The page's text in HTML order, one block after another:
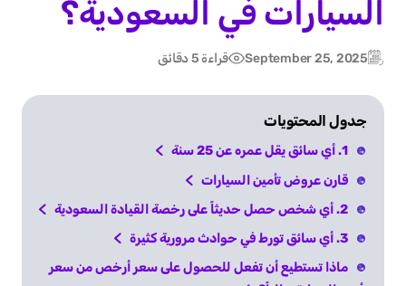
السيارات في السعودية؟
Updated:
September 25, 2025
Postقراءة 5 دقائق
جدول المحتويات
1. أي سائق يقل عمره عن 25 سنة
قارن عروض تأمين السيارات
2. أي شخص حصل حديثاً على رخصة القيادة السعودية
3. أي سائق تورط في حوادث مرورية كثيرة
ماذا تستطيع أن تفعل للحصول على سعر أرخص من سعر